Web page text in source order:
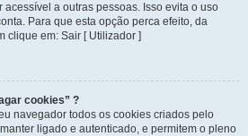
a outras pessoas. Isso evita o uso
Para que esta opção perca efeito, da
clique em: Sair [ Utilizador ]
cookies” ?
navegador todos os cookies criados pelo
ligado e autenticado, e permitem o pleno